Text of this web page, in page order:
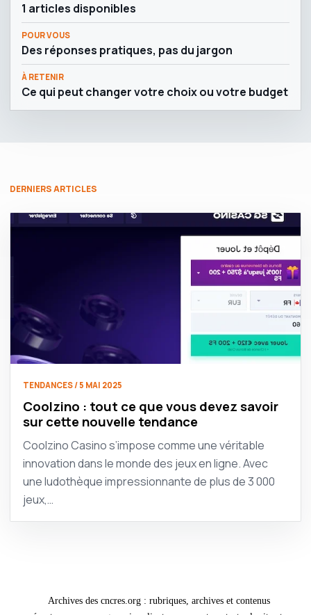
1 articles disponibles
POUR VOUS
Des réponses pratiques, pas du jargon
À RETENIR
Ce qui peut changer votre choix ou votre budget
DERNIERS ARTICLES
TENDANCES / 5 MAI 2025
Coolzino : tout ce que vous devez savoir
sur cette nouvelle tendance
Coolzino Casino s’impose comme une véritable
innovation dans le monde des jeux en ligne. Avec
une ludothèque impressionnante de plus de 3 000
jeux,…
Archives des cncres.org : rubriques, archives et contenus